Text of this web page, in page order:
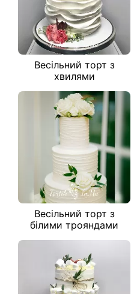
Весільний торт з
хвилями
Весільний торт з
білими трояндами